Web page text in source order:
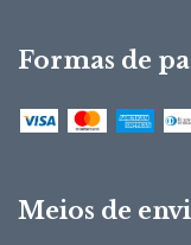
Formas de
Meios de